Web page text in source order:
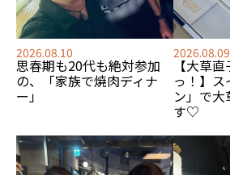
2026.08.10
思春期も20代も絶対参加
の、「家族で焼肉ディナ
ー」
2026.08.09
【大草
っ！】
ン」で
す♡